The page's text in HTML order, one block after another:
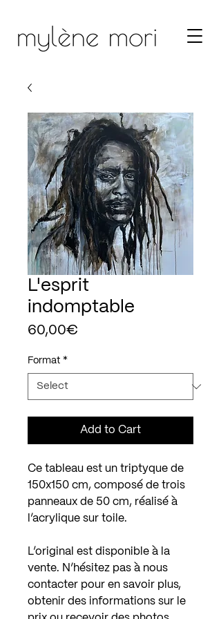
L'esprit
indomptable
60,00€
Format *
Add to Cart
Ce tableau est un triptyque de
150x150 cm, composé de trois
panneaux de 50 cm, réalisé à
l’acrylique sur toile.
L’original est disponible à la
vente. N’hésitez pas à nous
contacter pour en savoir plus,
obtenir des informations sur le